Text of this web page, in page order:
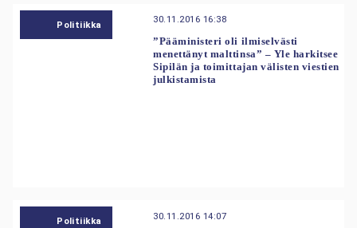
Politiikka 30.11.2016 16:38
”Pääministeri oli ilmiselvästi
menettänyt malttinsa” – Yle harkitsee
Sipilän ja toimittajan välisten viestien
julkistamista
Politiikka 30.11.2016 14:07